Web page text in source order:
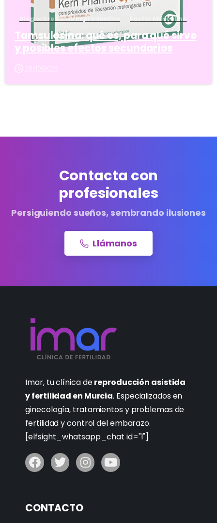
Blog sobre Salud Reproductiva Factor Masculino
Tamsulosina: qué es, para qué sirve
y posibles efectos secundarios
28/10/2025
Contacta con
profesionales
Persiguiendo sueños, sembrando ilusiones
Llámanos
Imar, tu clínica dereproducción asistida
y fertilidad en Murcia. Especializados en
ginecología, tratamientos y problemas de
fertilidad y control del embarazo.
[elfsight_whatsapp_chat id="1"]
CONTACTO